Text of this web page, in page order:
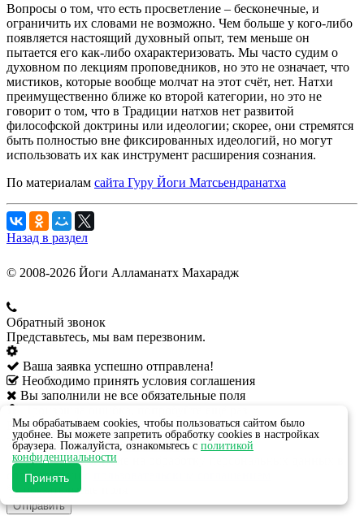
Вопросы о том, что есть просветление – бесконечные, и
ограничить их словами не возможно. Чем больше у кого-либо
появляется настоящий духовный опыт, тем меньше он
пытается его как-либо охарактеризовать. Мы часто судим о
духовном по лекциям проповедников, но это не означает, что
мистиков, которые вообще молчат на этот счёт, нет. Натхи
преимущественно ближе ко второй категории, но это не
говорит о том, что в Традиции натхов нет развитой
философской доктрины или идеологии; скорее, они стремятся
быть полностью вне фиксированных идеологий, но могут
использовать их как инструмент расширения сознания.
По материалам сайта Гуру Йоги Матсьендранатха
Назад в раздел
© 2008-2026 Йоги Алламанатх Махарадж
Обратный звонок
Представьтесь, мы вам перезвоним.
Ваша заявка успешно отправлена!
Необходимо принять условия соглашения
Вы заполнили не все обязательные поля
Ваше имя: *
Телефон: *
Даю своё согласие на обработку персональных данных в
соответствии с
* - обязательные поля
Мы обрабатываем cookies, чтобы пользоваться сайтом было
удобнее. Вы можете запретить обработку cookies в настройках
браузера. Пожалуйста, ознакомьтесь с политикой
конфиденциальности
Принять